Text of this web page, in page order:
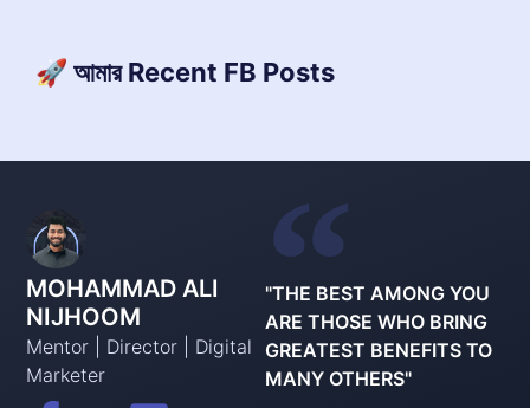
🚀 আমার Recent FB Posts
MOHAMMAD ALI
NIJHOOM
Mentor | Director | Digital
Marketer
"THE BEST AMONG YOU
ARE THOSE WHO BRING
GREATEST BENEFITS TO
MANY OTHERS"